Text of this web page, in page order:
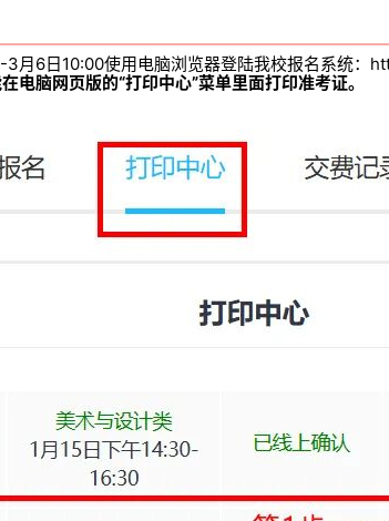
月6日10:00使用电脑浏览器登陆我校报名系统
电脑网页版的“打印中心”菜单里面打印准考证。